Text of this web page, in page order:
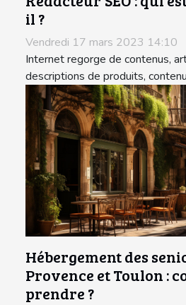
il ?
Vendredi 17 mars 2023 14:10
Internet regorge de contenus,
descriptions de produits,
Hébergement des
Provence et Toulon :
prendre ?